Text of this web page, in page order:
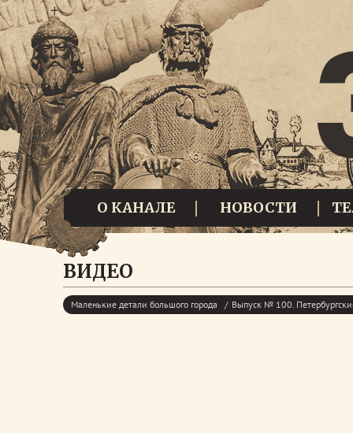
О КАНАЛЕ НОВОСТИ
ВИДЕО
Маленькие детали большого города Выпуск № 100.